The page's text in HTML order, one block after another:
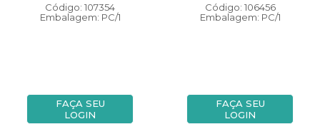
Código: 107354
Embalagem: PC/1
FAÇA SEU
LOGIN
Código: 106456
Embalagem: PC/1
FAÇA SEU
LOGIN